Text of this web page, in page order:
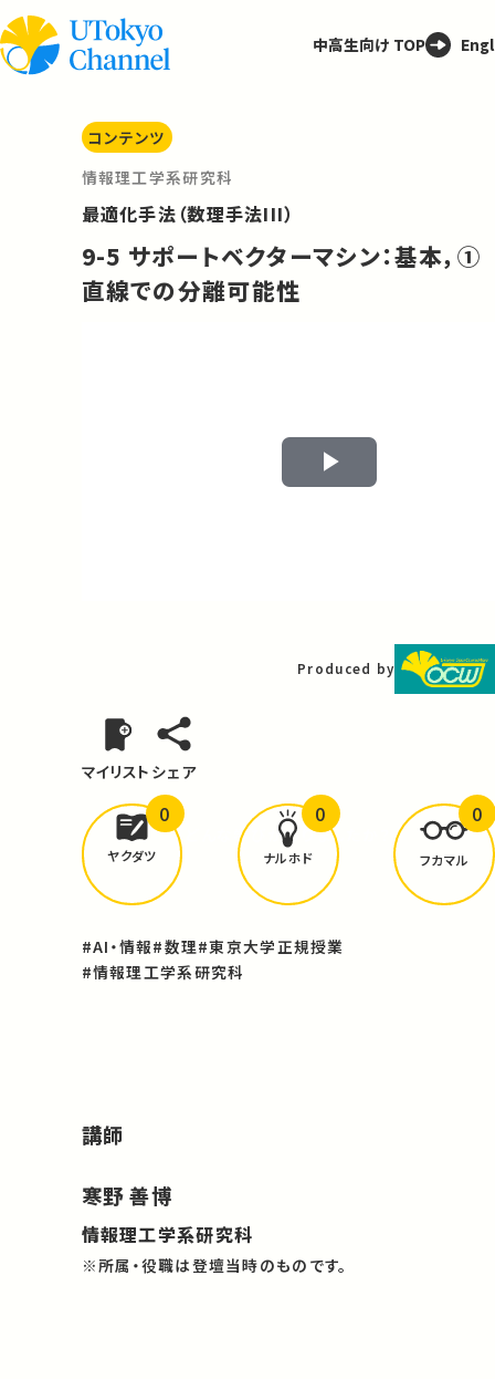
中高生向け TOP
コンテンツ
情報理工学系研究科
最適化手法（数理手法III）
9-5 サポートベクターマシン：基本，①
直線での分離可能性
Play
Produced by
マイリスト シェア
どんな学びがありましたか？
ヤクダツ
0
ナルホド
0
フカマル
0
#AI・情報#数理#東京大学正規授業
#情報理工学系研究科
講師
寒野 善博
情報理工学系研究科
※所属・役職は登壇当時のものです。